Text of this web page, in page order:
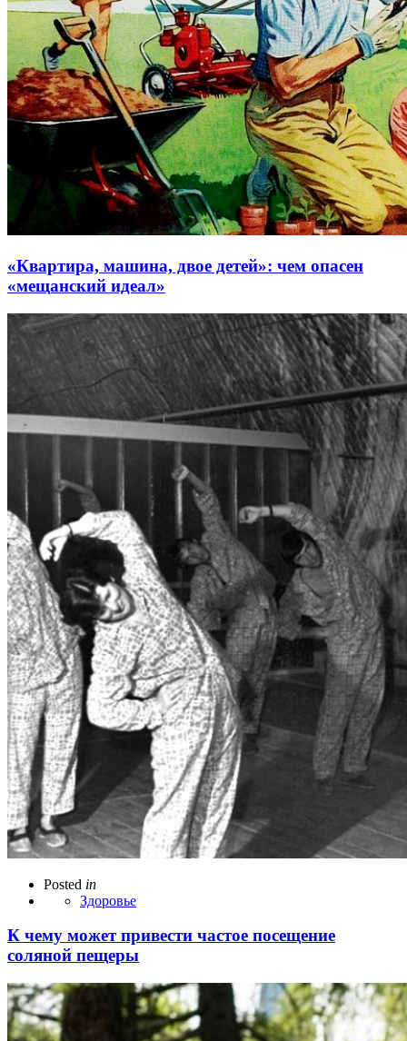
«Квартира, машина, двое детей»: чем опасен
«мещанский идеал»
Posted in
Здоровье
К чему может привести частое посещение
соляной пещеры